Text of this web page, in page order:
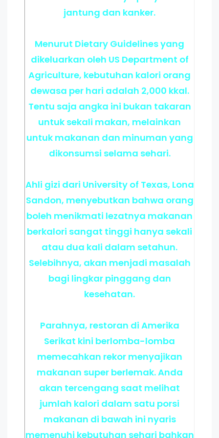
jantung dan kanker.
Menurut Dietary Guidelines yang
dikeluarkan oleh US Department of
Agriculture, kebutuhan kalori orang
dewasa per hari adalah 2,000 kkal.
Tentu saja angka ini bukan takaran
untuk sekali makan, melainkan
untuk makanan dan minuman yang
dikonsumsi selama sehari.
Ahli gizi dari University of Texas, Lona
Sandon, menyebutkan bahwa orang
boleh menikmati lezatnya makanan
berkalori sangat tinggi hanya sekali
atau dua kali dalam setahun.
Selebihnya, akan menjadi masalah
bagi lingkar pinggang dan
kesehatan.
Parahnya, restoran di Amerika
Serikat kini berlomba-lomba
memecahkan rekor menyajikan
makanan super berlemak. Anda
akan tercengang saat melihat
jumlah kalori dalam satu porsi
makanan di bawah ini nyaris
memenuhi kebutuhan sehari bahkan